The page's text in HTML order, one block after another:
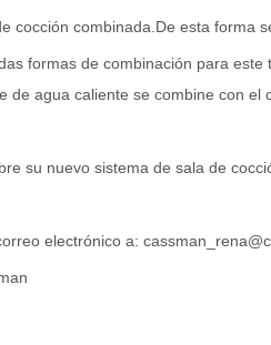
cocción combinada .De esta forma
formas de combinación para
de agua caliente se combine con el
su nuevo sistema de sala de
electrónico a: